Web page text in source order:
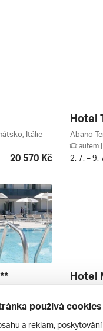
Itálie
20 570 Kč
Hotel
Abano
autem
2. 7. – 9.
17 280 Kč
Hotel
používá cookies
a reklam,